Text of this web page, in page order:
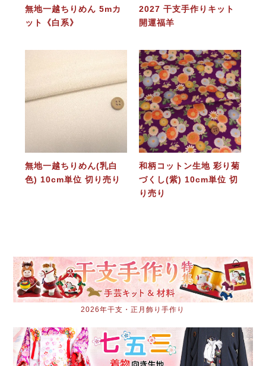
無地一越ちりめん 5mカ
ット《白系》
2027 干支手作りキット
開運福羊
無地一越ちりめん(乳白
色) 10cm単位 切り売り
和柄コットン生地 彩り菊
づくし(紫) 10cm単位 切
り売り
2026年干支・正月飾り手作り